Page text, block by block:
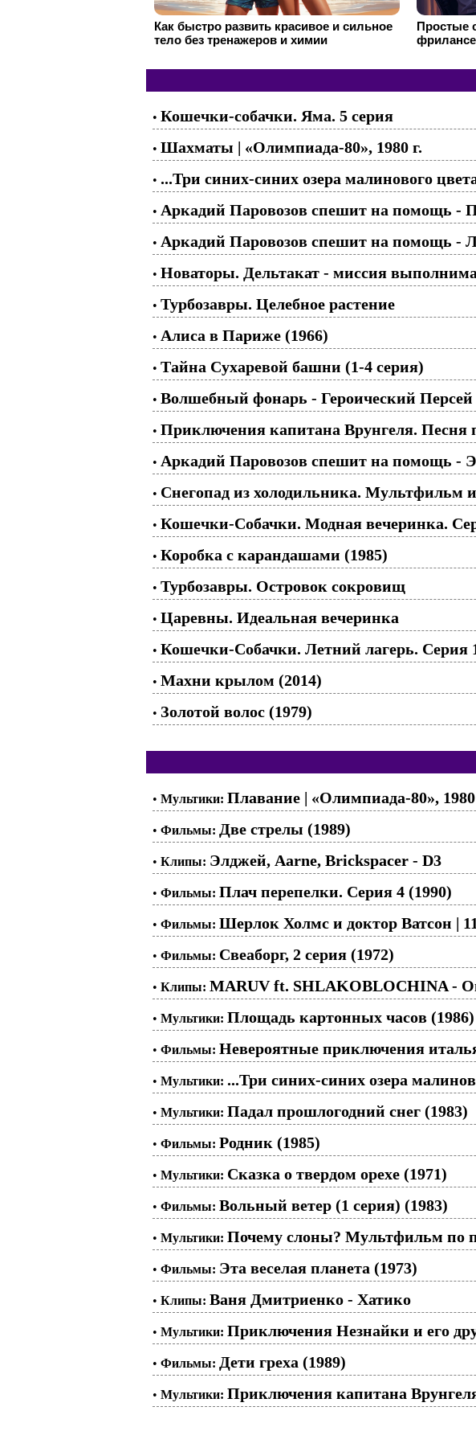
Как быстро развить красивое и сильное
тело без тренажеров и химии
Простые
фрилансе
• Кошечки-собачки. Яма. 5 серия
• Шахматы | «Олимпиада-80», 1980 г.
• ...Три синих-синих озера малинового
• Аркадий Паровозов спешит на помощь -
• Аркадий Паровозов спешит на помощь -
• Новаторы. Дельтакат - миссия выполнима
• Турбозавры. Целебное растение
• Алиса в Париже (1966)
• Тайна Сухаревой башни (1-4 серия)
• Волшебный фонарь - Героический Персей
• Приключения капитана Врунгеля. Песня
• Аркадий Паровозов спешит на помощь -
• Снегопад из холодильника. Мультфильм
• Кошечки-Собачки. Модная вечеринка.
• Коробка с карандашами (1985)
• Турбозавры. Островок сокровищ
• Царевны. Идеальная вечеринка
• Кошечки-Собачки. Летний лагерь. Серия
• Махни крылом (2014)
• Золотой волос (1979)
• Мультики: Плавание | «Олимпиада-80», 1980
• Фильмы: Две стрелы (1989)
• Клипы: Элджей, Aarne, Brickspacer - D3
• Фильмы: Плач перепелки. Серия 4 (1990)
• Фильмы: Шерлок Холмс и доктор Ватсон |
• Фильмы: Свеаборг, 2 серия (1972)
• Клипы: MARUV ft. SHLAKOBLOCHINA -
• Мультики: Площадь картонных часов (1986)
• Фильмы: Невероятные приключения
• Мультики: ...Три синих-синих озера
• Мультики: Падал прошлогодний снег (1983)
• Фильмы: Родник (1985)
• Мультики: Сказка о твердом орехе (1971)
• Фильмы: Вольный ветер (1 серия) (1983)
• Мультики: Почему слоны? Мультфильм по
• Фильмы: Эта веселая планета (1973)
• Клипы: Ваня Дмитриенко - Хатико
• Мультики: Приключения Незнайки и его
• Фильмы: Дети греха (1989)
• Мультики: Приключения капитана